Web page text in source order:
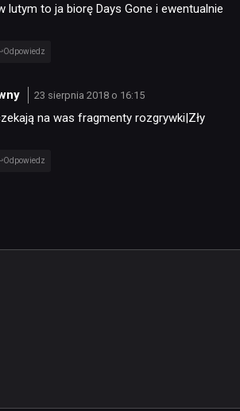
lutym to ja biorę Days Gone i ewentualnie
Odpowiedz
23 sierpnia 2018 o 16:15
na was fragmenty rozgrywki|Zły
Odpowiedz